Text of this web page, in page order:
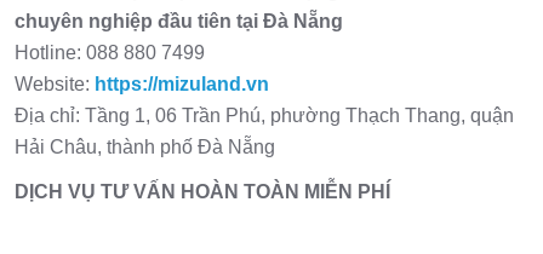
chuyên nghiệp đầu tiên tại Đà Nẵng
Hotline: 088 880 7499
Website: https://mizuland.vn
Địa chỉ: Tầng 1, 06 Trần Phú, phường Thạch Thang, quận
Hải Châu, thành phố Đà Nẵng
DỊCH VỤ TƯ VẤN HOÀN TOÀN MIỄN PHÍ